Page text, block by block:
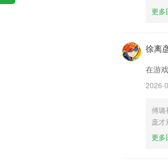
上线隐私政策
新增卡片管
新增印度尼
功能优化，
以上就是亚
助我们更好
更多
徐离
在游
2026-
傅璐
庞
更多